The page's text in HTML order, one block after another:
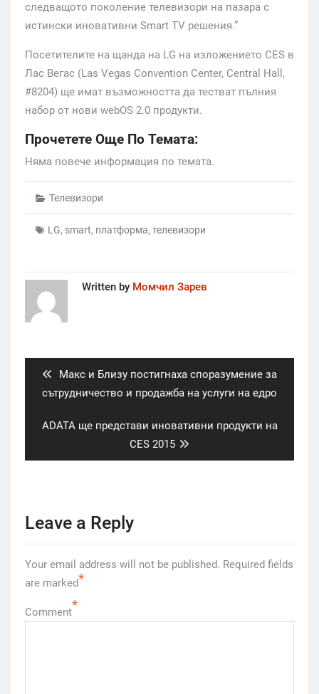
следващото поколение телевизори на пазара с
истински иновативни Smart TV решения.”
Посетителите на щанда на LG на изложението CES в
Лас Вегас (Las Vegas Convention Center, Central Hall,
#8204) ще имат възможността да тестват пълния
набор от нови webOS 2.0 продукти.
Прочетете Още По Темата:
Няма повече информация по темата.
Телевизори
LG, smart, платформа, телевизори
Written by Момчил Зарев
Previous
post:
Mакс и Близу постигнаха споразумение за
сътрудничество и продажба на услуги на едро
Next
ADATA ще представи иновативни продукти на
CES 2015
Leave a Reply
Your email address will not be published. Required fields
are marked*
Comment*